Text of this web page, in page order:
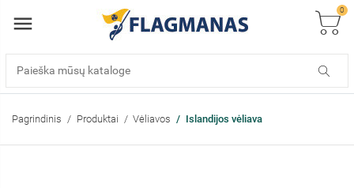
0
Pagrindinis Produktai Vėliavos Islandijos vėliava